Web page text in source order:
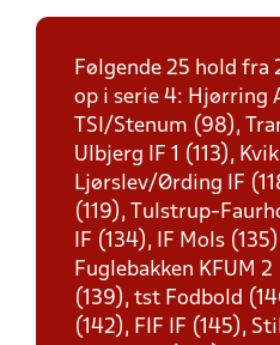
Følgende 25 hold fra
op i serie 4: Hjørring
TSI/Stenum (98),
Ulbjerg IF 1 (113),
Ljørslev/Ørding IF
(119), Tulstrup-
IF (134), IF Mols
Fuglebakken KFUM 2
(139), tst Fodbold
(142), FIF IF (145),